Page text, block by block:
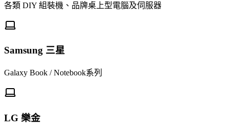
各類 DIY 組裝機、品牌桌上型電腦及伺服器
Samsung 三星
Galaxy Book / Notebook系列
LG 樂金